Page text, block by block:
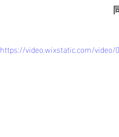
https://video.wixstatic.com/video/